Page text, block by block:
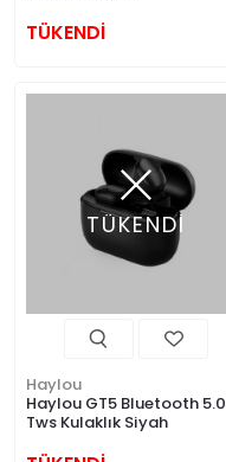
TÜKENDİ
TÜKENDİ
Haylou
Haylou GT5 Bluetooth 5.0
Tws Kulaklık Siyah